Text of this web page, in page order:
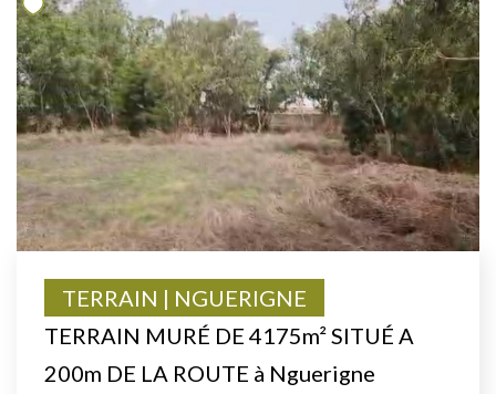
TERRAIN MURÉ DE 4175m² SITUÉ A
200m DE LA ROUTE à Nguerigne
TERRAIN | NGUERIGNE